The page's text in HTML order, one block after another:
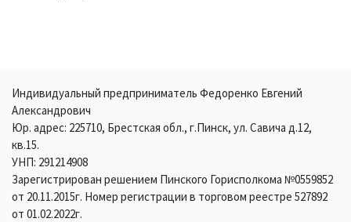
Индивидуальный предприниматель Федоренко Евгений
Александрович
Юр. адрес: 225710, Брестская обл., г.Пинск, ул. Савича д.12,
кв.15.
УНП: 291214908
Зарегистрирован решением Пинского Горисполкома №0559852
от 20.11.2015г. Номер регистрации в торговом реестре 527892
от 01.02.2022г.